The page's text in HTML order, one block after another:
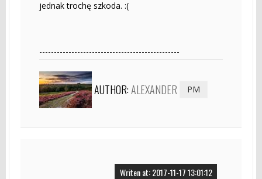
jednak trochę szkoda. :(
------------------------------------------------
AUTHOR:ALEXANDER PM
Writen at: 2017-11-17 13:01:12